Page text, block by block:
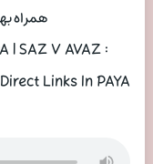
همراه
| SAZ V AVAZ :
Links In PAYA